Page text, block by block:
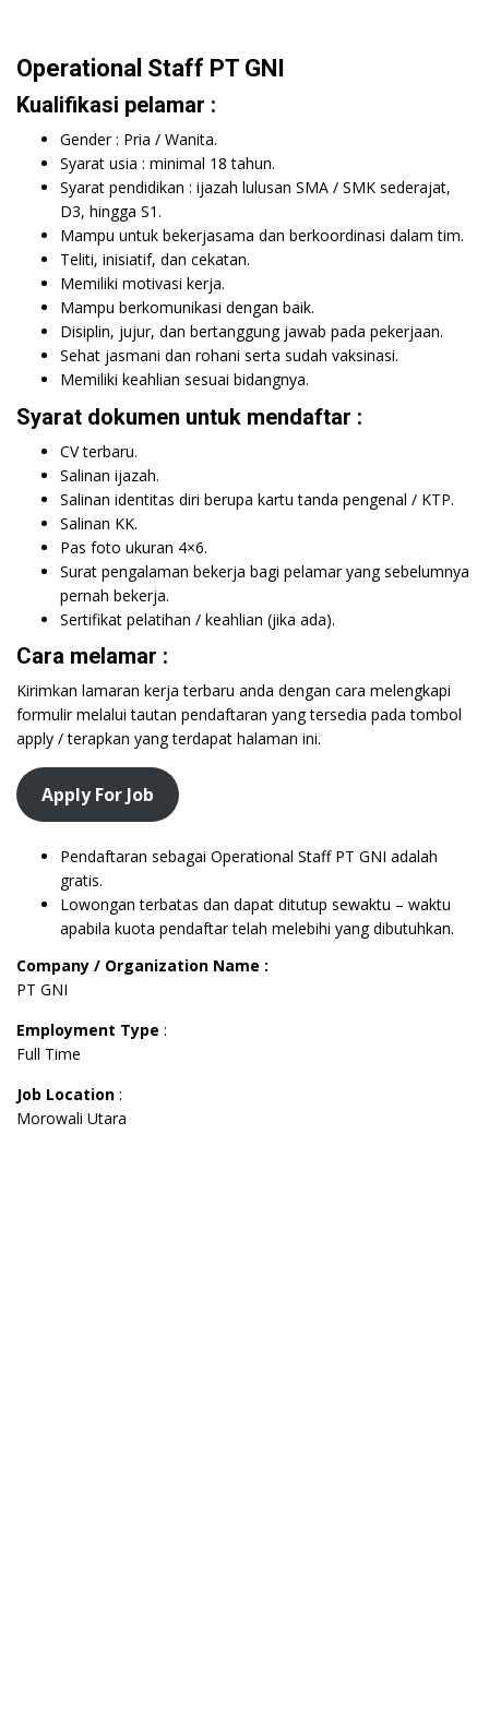
Operational Staff PT GNI
Kualifikasi pelamar :
Gender : Pria / Wanita.
Syarat usia : minimal 18 tahun.
Syarat pendidikan : ijazah lulusan SMA / SMK sederajat,
D3, hingga S1.
Mampu untuk bekerjasama dan berkoordinasi dalam tim.
Teliti, inisiatif, dan cekatan.
Memiliki motivasi kerja.
Mampu berkomunikasi dengan baik.
Disiplin, jujur, dan bertanggung jawab pada pekerjaan.
Sehat jasmani dan rohani serta sudah vaksinasi.
Memiliki keahlian sesuai bidangnya.
Syarat dokumen untuk mendaftar :
CV terbaru.
Salinan ijazah.
Salinan identitas diri berupa kartu tanda pengenal / KTP.
Salinan KK.
Pas foto ukuran 4×6.
Surat pengalaman bekerja bagi pelamar yang sebelumnya
pernah bekerja.
Sertifikat pelatihan / keahlian (jika ada).
Cara melamar :
Kirimkan lamaran kerja terbaru anda dengan cara melengkapi
formulir melalui tautan pendaftaran yang tersedia pada tombol
apply / terapkan yang terdapat halaman ini.
Apply For Job
Pendaftaran sebagai Operational Staff PT GNI adalah
gratis.
Lowongan terbatas dan dapat ditutup sewaktu – waktu
apabila kuota pendaftar telah melebihi yang dibutuhkan.
Company / Organization Name :
PT GNI
Employment Type :
Full Time
Job Location :
Morowali Utara